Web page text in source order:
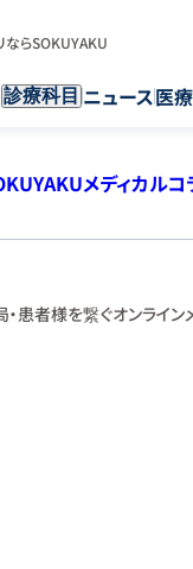
ならSOKUYAKU
診療科目 ニュース医
メディカルコ
・患者様を繋ぐオンライン